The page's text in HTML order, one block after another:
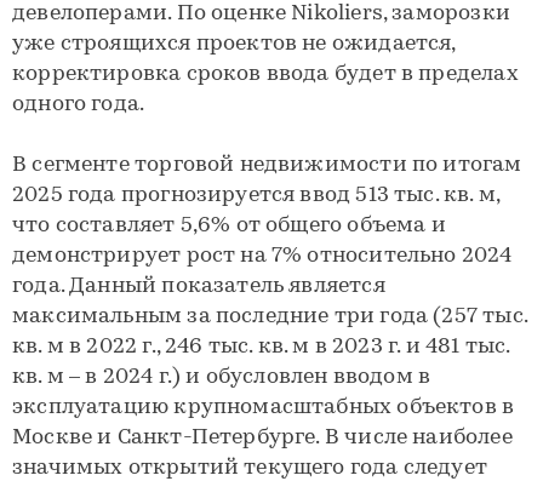
девелоперами. По оценке Nikoliers, заморозки
уже строящихся проектов не ожидается,
корректировка сроков ввода будет в пределах
одного года.
В сегменте торговой недвижимости по итогам
2025 года прогнозируется ввод 513 тыс. кв. м,
что составляет 5,6% от общего объема и
демонстрирует рост на 7% относительно 2024
года. Данный показатель является
максимальным за последние три года (257 тыс.
кв. м в 2022 г., 246 тыс. кв. м в 2023 г. и 481 тыс.
кв. м – в 2024 г.) и обусловлен вводом в
эксплуатацию крупномасштабных объектов в
Москве и Санкт-Петербурге. В числе наиболее
значимых открытий текущего года следует